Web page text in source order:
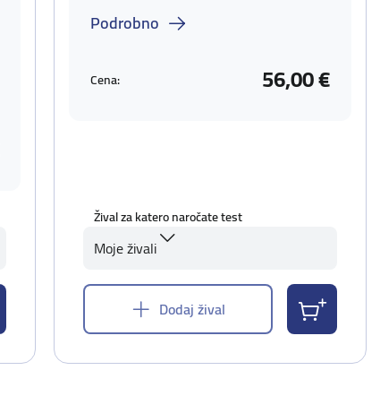
Podrobno
Cena: 56,00 €
Žival za katero naročate test
Moje živali
Dodaj žival